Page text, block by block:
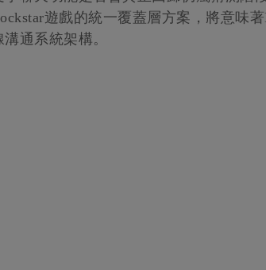
遊戲的統一覆蓋層方案，將意味
通系統架構。